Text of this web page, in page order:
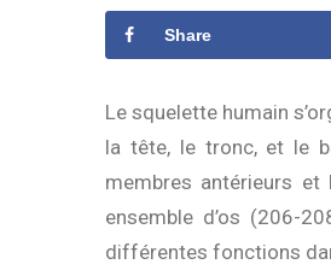
Share
Le squelette humain
la tête, le tronc, et le
membres antérieurs et
ensemble d’os (206-
différentes fonctions